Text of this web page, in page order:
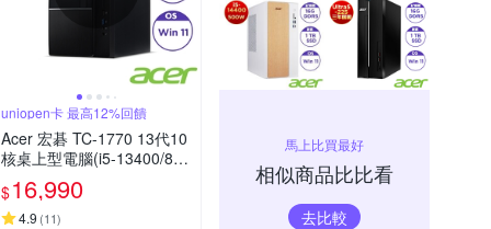
uniopen卡 最高12%回饋
Acer 宏碁 TC-1770 13代10
核桌上型電腦(i5-13400/8G/
512G SSD/Win 11/Aspire)
$16,990
4.9 (11)
馬上比買最好
相似商品比比看
去比較